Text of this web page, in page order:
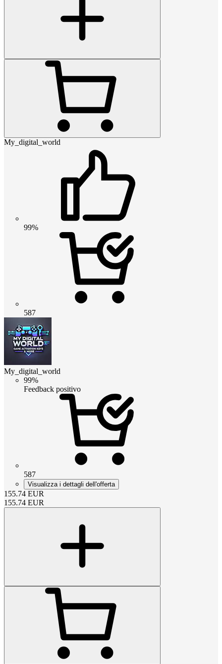
My_digital_world
99%
587
My_digital_world
99%
Feedback positivo
587
Visualizza i dettagli dell'offerta
155.74 EUR
155.74 EUR